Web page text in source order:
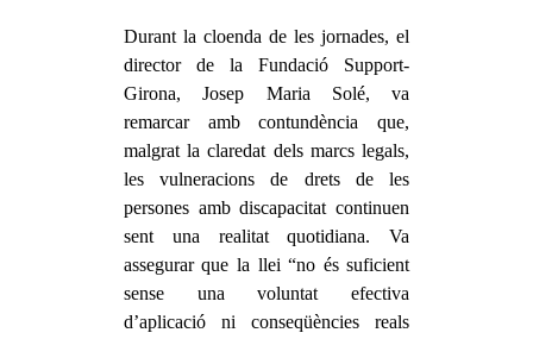
Durant la cloenda de les jornades, el
director de la Fundació Support-
Girona, Josep Maria Solé, va
remarcar amb contundència que,
malgrat la claredat dels marcs legals,
les vulneracions de drets de les
persones amb discapacitat continuen
sent una realitat quotidiana. Va
assegurar que la llei “no és suficient
sense una voluntat efectiva
d’aplicació ni conseqüències reals